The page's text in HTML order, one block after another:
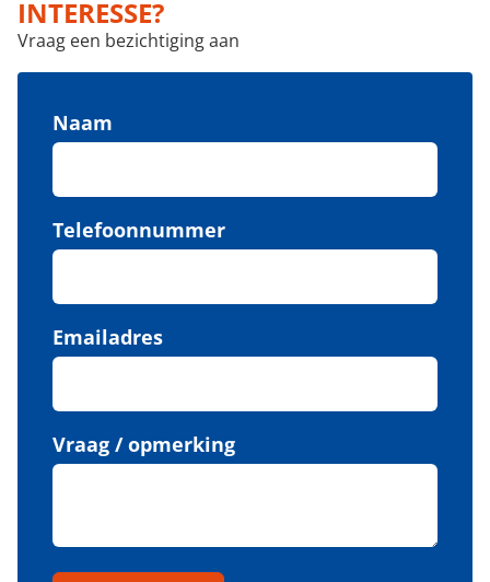
INTERESSE?
Vraag een bezichtiging aan
Naam
Telefoonnummer
Emailadres
Vraag / opmerking